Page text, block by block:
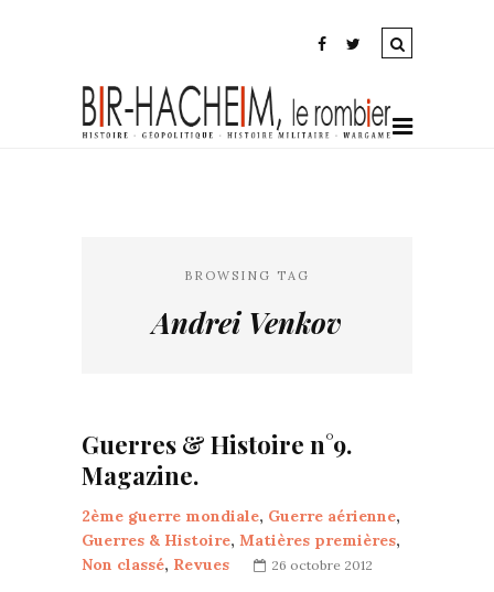
BROWSING TAG
Andrei Venkov
Guerres & Histoire n°9.
Magazine.
2ème guerre mondiale, Guerre aérienne,
Guerres & Histoire, Matières premières,
Non classé, Revues 26 octobre 2012